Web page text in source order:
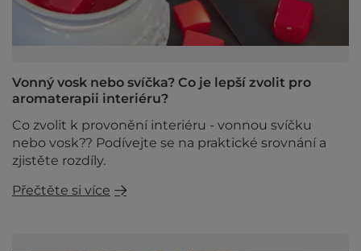
Vonný vosk nebo svíčka? Co je lepší zvolit pro
aromaterapii interiéru?
Co zvolit k provonění interiéru - vonnou svíčku
nebo vosk?? Podívejte se na praktické srovnání a
zjistěte rozdíly.
Přečtěte si více